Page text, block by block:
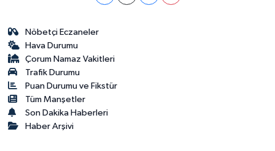
Nöbetçi Eczaneler
Hava Durumu
Çorum Namaz Vakitleri
Trafik Durumu
Puan Durumu ve Fikstür
Tüm Manşetler
Son Dakika Haberleri
Haber Arşivi